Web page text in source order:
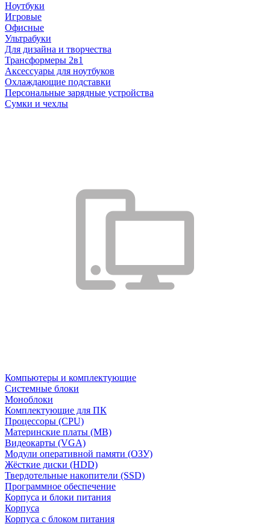
Ноутбуки
Игровые
Офисные
Ультрабуки
Для дизайна и творчества
Трансформеры 2в1
Аксессуары для ноутбуков
Охлаждающие подставки
Персональные зарядные устройства
Сумки и чехлы
Компьютеры и комплектующие
Системные блоки
Моноблоки
Комплектующие для ПК
Процессоры (CPU)
Материнские платы (MB)
Видеокарты (VGA)
Модули оперативной памяти (ОЗУ)
Жёсткие диски (HDD)
Твердотельные накопители (SSD)
Программное обеспечение
Корпуса и блоки питания
Корпуса
Корпуса с блоком питания